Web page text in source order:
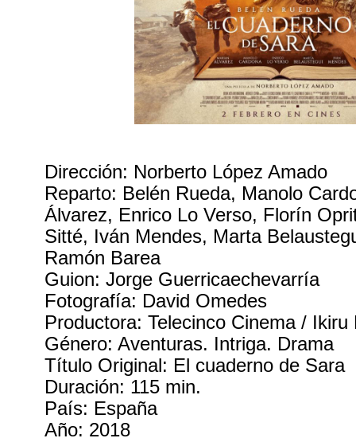
Dirección: Norberto López Amado
Reparto: Belén Rueda, Manolo
Álvarez, Enrico Lo Verso, Florín
Sitté, Iván Mendes, Marta
Ramón Barea
Guion: Jorge Guerricaechevarría
Fotografía: David Omedes
Productora: Telecinco Cinema / Ikiru
Género: Aventuras. Intriga. Drama
Título Original: El cuaderno de Sara
Duración: 115 min.
País: España
Año: 2018